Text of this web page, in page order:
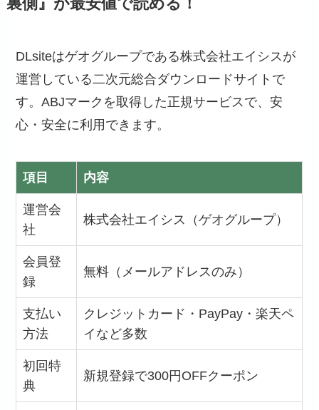
DLsiteはゲオグループである株式会社エイシスが
運営している二次元総合ダウンロードサイトで
す。ABJマークを取得した正規サービスで、安
心・安全に利用できます。
項目 内容
運営会
社
株式会社エイシス（ゲオグループ）
会員登
録
無料（メールアドレスのみ）
支払い
方法
クレジットカード・PayPay・楽天ペ
イなど多数
初回特
典
新規登録で300円OFFクーポン